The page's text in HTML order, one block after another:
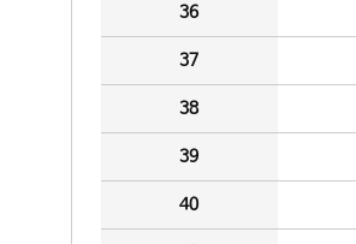
36
37
38
39
40